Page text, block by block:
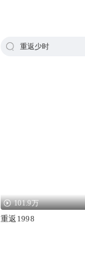
重返少时
101.9万
重返1998